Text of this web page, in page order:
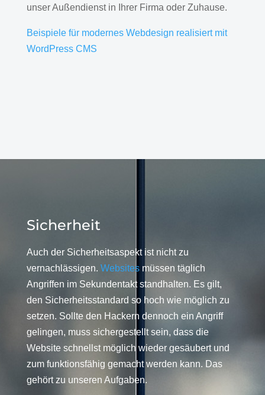
unser Außendienst in Ihrer Firma oder Zuhause.
Beispiele für modernes Webdesign realisiert mit
WordPress CMS
Sicherheit
Auch der Sicherheitsaspekt ist nicht zu
vernachlässigen. Websitesmüssen täglich
Angriffen im Sekundentakt standhalten. Es gilt,
den Sicherheitsstandard so hoch wie möglich zu
setzen. Sollte den Hackern dennoch ein Angriff
gelingen, muss sichergestellt sein, dass die
Website schnellst möglich wieder gesäubert und
zum funktionsfähig gemacht werden kann. Das
gehört zu unseren Aufgaben.